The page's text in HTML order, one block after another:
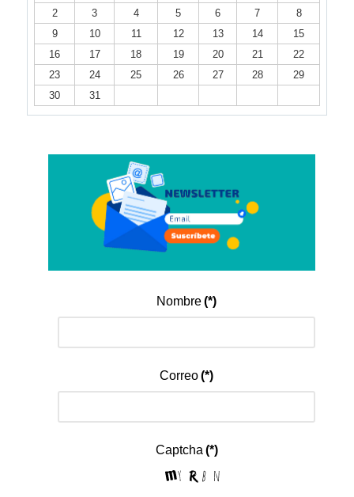
2
3 4 5 6 7
8
9
10 11 12 13 14
15
16
17 18 19 20 21
22
23
24 25 26 27 28
29
30
31
Nombre(*)
Correo(*)
Captcha (*)